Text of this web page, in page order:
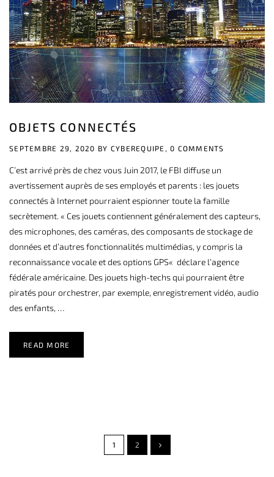
OBJETS CONNECTÉS
SEPTEMBRE 29, 2020 BY CYBEREQUIPE, 0 COMMENTS
C’est arrivé près de chez vous Juin 2017, le FBI diffuse un
avertissement auprès de ses employés et parents : les jouets
connectés à Internet pourraient espionner toute la famille
secrètement. « Ces jouets contiennent généralement des capteurs,
des microphones, des caméras, des composants de stockage de
données et d’autres fonctionnalités multimédias, y compris la
reconnaissance vocale et des options GPS« déclare l’agence
fédérale américaine. Des jouets high-techs qui pourraient être
piratés pour orchestrer, par exemple, enregistrement vidéo, audio
des enfants, …
READ MORE
1 2